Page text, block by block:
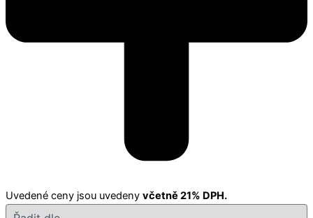
Uvedené ceny jsou uvedeny včetně 21% DPH.